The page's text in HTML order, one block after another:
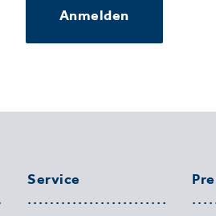
Anmelden
Service